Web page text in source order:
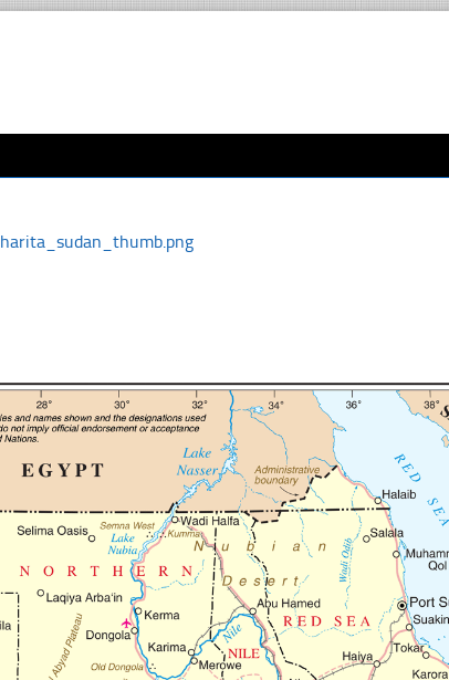
harita_sudan_thumb.png